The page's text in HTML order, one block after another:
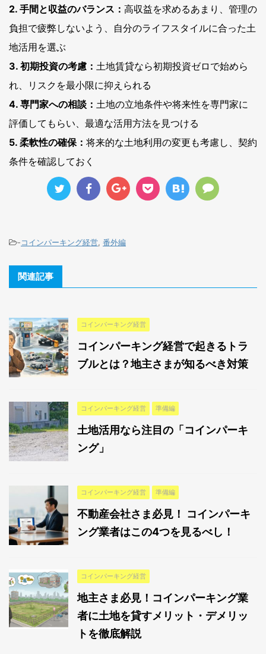
2. 手間と収益のバランス： 高収益を求めるあまり、管理の
負担で疲弊しないよう、自分のライフスタイルに合った土
地活用を選ぶ
3. 初期投資の考慮： 土地賃貸なら初期投資ゼロで始めら
れ、リスクを最小限に抑えられる
4. 専門家への相談： 土地の立地条件や将来性を専門家に
評価してもらい、最適な活用方法を見つける
5. 柔軟性の確保： 将来的な土地利用の変更も考慮し、契約
条件を確認しておく
-コインパーキング経営, 番外編
関連記事
コインパーキング経営
コインパーキング経営で起きるトラ
ブルとは？地主さまが知るべき対策
コインパーキング経営 準備編
土地活用なら注目の「コインパーキ
ング」
コインパーキング経営 準備編
不動産会社さま必見！ コインパーキ
ング業者はこの4つを見るべし！
コインパーキング経営
地主さま必見！コインパーキング業
者に土地を貸すメリット・デメリッ
トを徹底解説